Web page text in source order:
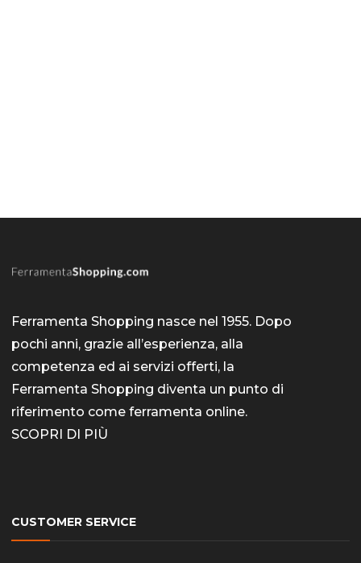
Ferramenta Shopping nasce nel 1955. Dopo
pochi anni, grazie all’esperienza, alla
competenza ed ai servizi offerti, la
Ferramenta Shopping diventa un punto di
riferimento come ferramenta online.
SCOPRI DI PIÙ
CUSTOMER SERVICE